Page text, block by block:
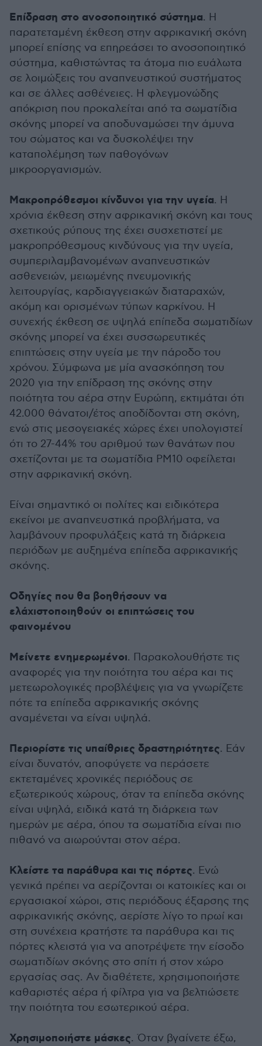
Επίδραση στο ανοσοποιητικό σύστημα. Η
παρατεταμένη έκθεση στην αφρικανική σκόνη
μπορεί επίσης να επηρεάσει το ανοσοποιητικό
σύστημα, καθιστώντας τα άτομα πιο ευάλωτα
σε λοιμώξεις του αναπνευστικού συστήματος
και σε άλλες ασθένειες. Η φλεγμονώδης
απόκριση που προκαλείται από τα σωματίδια
σκόνης μπορεί να αποδυναμώσει την άμυνα
του σώματος και να δυσκολέψει την
καταπολέμηση των παθογόνων
μικροοργανισμών.
Μακροπρόθεσμοι κίνδυνοι για την υγεία. Η
χρόνια έκθεση στην αφρικανική σκόνη και τους
σχετικούς ρύπους της έχει συσχετιστεί με
μακροπρόθεσμους κινδύνους για την υγεία,
συμπεριλαμβανομένων αναπνευστικών
ασθενειών, μειωμένης πνευμονικής
λειτουργίας, καρδιαγγειακών διαταραχών,
ακόμη και ορισμένων τύπων καρκίνου. Η
συνεχής έκθεση σε υψηλά επίπεδα σωματιδίων
σκόνης μπορεί να έχει συσσωρευτικές
επιπτώσεις στην υγεία με την πάροδο του
χρόνου. Σύμφωνα με μία ανασκόπηση του
2020 για την επίδραση της σκόνης στην
ποιότητα του αέρα στην Ευρώπη, εκτιμάται ότι
42.000 θάνατοι/έτος αποδίδονται στη σκόνη,
ενώ στις μεσογειακές χώρες έχει υπολογιστεί
ότι το 27-44% του αριθμού των θανάτων που
σχετίζονται με τα σωματίδια PM10 οφείλεται
στην αφρικανική σκόνη.
Είναι σημαντικό οι πολίτες και ειδικότερα
εκείνοι με αναπνευστικά προβλήματα, να
λαμβάνουν προφυλάξεις κατά τη διάρκεια
περιόδων με αυξημένα επίπεδα αφρικανικής
σκόνης.
Οδηγίες που θα βοηθήσουν να
ελάχιστοποιηθούν οι επιπτώσεις του
φαινομένου
Μείνετε ενημερωμένοι. Παρακολουθήστε τις
αναφορές για την ποιότητα του αέρα και τις
μετεωρολογικές προβλέψεις για να γνωρίζετε
πότε τα επίπεδα αφρικανικής σκόνης
αναμένεται να είναι υψηλά.
Περιορίστε τις υπαίθριες δραστηριότητες. Εάν
είναι δυνατόν, αποφύγετε να περάσετε
εκτεταμένες χρονικές περιόδους σε
εξωτερικούς χώρους, όταν τα επίπεδα σκόνης
είναι υψηλά, ειδικά κατά τη διάρκεια των
ημερών με αέρα, όπου τα σωματίδια είναι πιο
πιθανό να αιωρούνται στον αέρα.
Κλείστε τα παράθυρα και τις πόρτες. Ενώ
γενικά πρέπει να αερίζονται οι κατοικίες και οι
εργασιακοί χώροι, στις περιόδους έξαρσης της
αφρικανικής σκόνης, αερίστε λίγο το πρωί και
στη συνέχεια κρατήστε τα παράθυρα και τις
πόρτες κλειστά για να αποτρέψετε την είσοδο
σωματιδίων σκόνης στο σπίτι ή στον χώρο
εργασίας σας. Αν διαθέτετε, χρησιμοποιήστε
καθαριστές αέρα ή φίλτρα για να βελτιώσετε
την ποιότητα του εσωτερικού αέρα.
Χρησιμοποιήστε μάσκες. Όταν βγαίνετε έξω,